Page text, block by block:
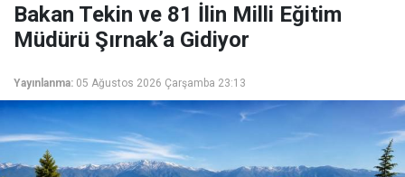
Bakan Tekin ve 81 İlin Milli Eğitim
Müdürü Şırnak’a Gidiyor
Yayınlanma: 05 Ağustos 2026 Çarşamba 23:13